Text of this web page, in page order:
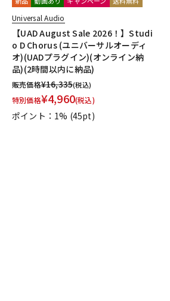
Universal Audio
【UAD August Sale 2026！】Studi
o D Chorus (ユニバーサルオーディ
オ)(UADプラグイン)(オンライン納
品)(2時間以内に納品)
販売価格¥16,335(税込)
特別価格¥4,960(税込)
ポイント：1% (45pt)